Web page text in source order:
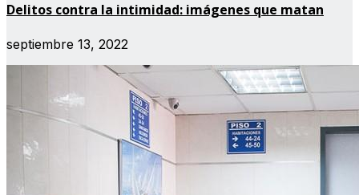
Delitos contra la intimidad: imágenes que matan
septiembre 13, 2022